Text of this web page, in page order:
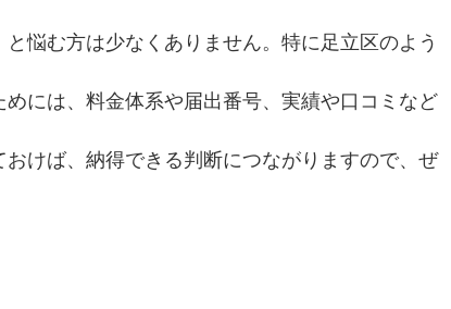
悩む方は少なくありません。特に足立区のよう
には、料金体系や届出番号、実績や口コミなど
けば、納得できる判断につながりますので、ぜ